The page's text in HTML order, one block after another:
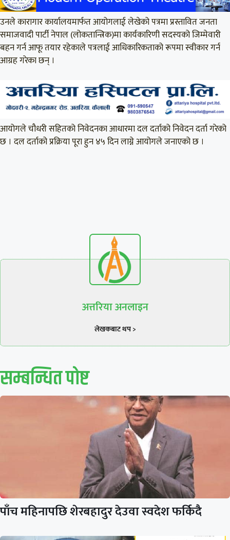
उनले कारागार कार्यालयमार्फत आयोगलाई लेखेको पत्रमा प्रस्तावित जनता
समाजवादी पार्टी नेपाल (लोकतान्त्रिक)मा कार्यकारिणी सदस्यको जिम्मेवारी
बहन गर्न आफू तयार रहेकाले पत्रलाई आधिकारिकताको रूपमा स्वीकार गर्न
आग्रह गरेका छन् ।
आयोगले चौधरी सहितको निवेदनका आधारमा दल दर्ताको निवेदन दर्ता गरेको
छ । दल दर्ताको प्रक्रिया पूरा हुन ४५ दिन लाग्ने आयोगले जनाएको छ ।
अत्तरिया अनलाइन
लेखकबाट थप >
सम्बन्धित पाेष्ट
पाँच महिनापछि शेरबहादुर देउवा स्वदेश फर्किदै